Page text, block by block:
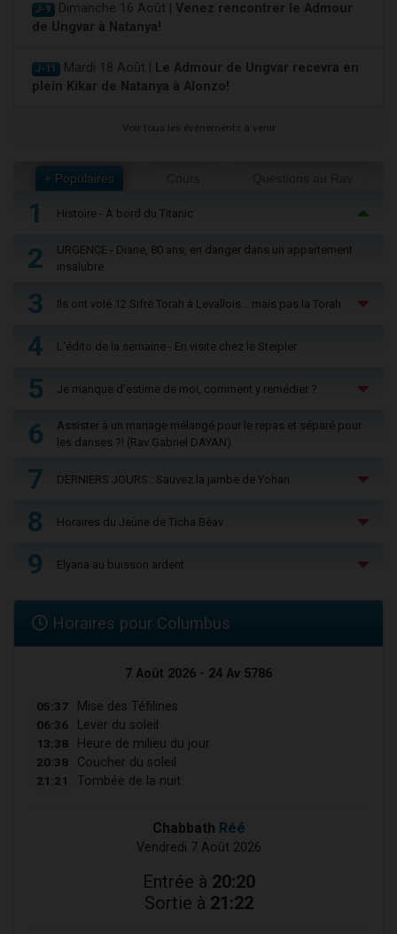
J-9 Dimanche 16 Août | Venez rencontrer le Admour
de Ungvar à Natanya!
J-11 Mardi 18 Août |
Le Admour de Ungvar recevra en
plein Kikar de Natanya à Alonzo!
Voir tous les événements à venir
+ Populaires
1 Histoire - À bord du Titanic
2
URGENCE - Diane, 80 ans, en danger dans un appartement
insalubre
3 Ils ont volé 12 Sifré Torah à Levallois… mais pas la Torah
4 L'édito de la semaine - En visite chez le Steipler
5 Je manque d'estime de moi, comment y remédier ?
6
Assister à un mariage mélangé pour le repas et séparé pour
les danses ?! (Rav Gabriel DAYAN)
7 DERNIERS JOURS : Sauvez la jambe de Yohan
8 Horaires du Jeûne de Ticha Béav
9 Elyana au buisson ardent
Horaires pour Columbus
7 Août 2026 - 24 Av 5786
05:37 Mise des Téfilines
06:36 Lever du soleil
13:38 Heure de milieu du jour
20:38 Coucher du soleil
21:21 Tombée de la nuit
Chabbath Réé
Vendredi 7 Août 2026
Entrée à 20:20
Sortie à 21:22